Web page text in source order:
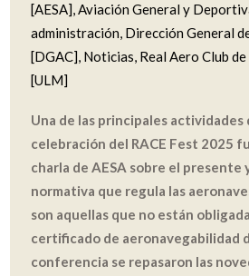
[AESA],Aviación General y
administración, Dirección General
[DGAC], Noticias, Real Aero Club de
[ULM]
Una de las principales actividades
celebración del RACE Fest 2025
charla de AESA sobre el presente
normativa que regula las
son aquellas que no están
certificado de aeronavegabilidad
conferencia se repasaron las